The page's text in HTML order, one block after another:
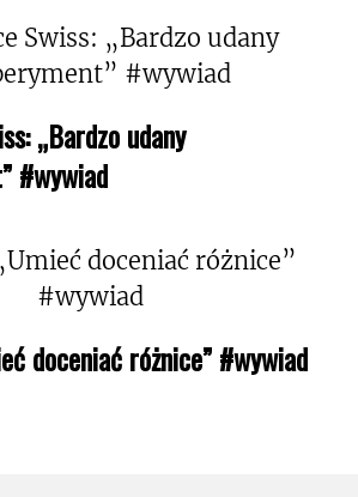
„Bardzo udany
#wywiad
doceniać różnice” #wywiad